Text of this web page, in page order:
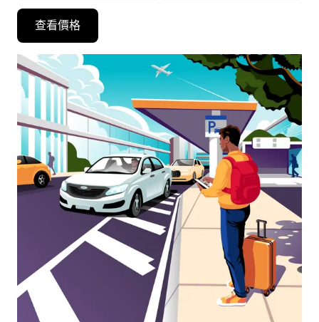
下
向
下
箭
鍵，
即
可
用
擇
日
期。
查看價格